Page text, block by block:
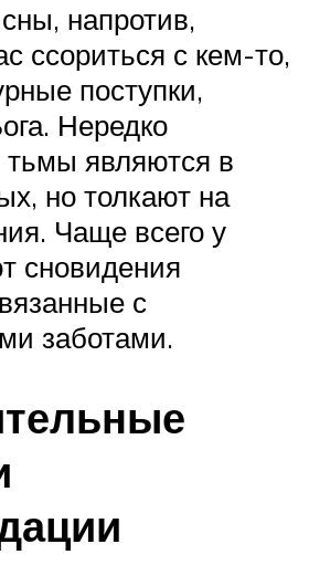
напротив,
ссориться с кем-то,
поступки,
Нередко
являются в
но толкают на
Чаще всего у
сновидения
с
заботами.